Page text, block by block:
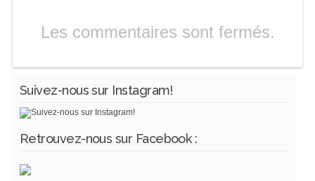
Les commentaires sont fermés.
Suivez-nous sur Instagram!
Retrouvez-nous sur Facebook :